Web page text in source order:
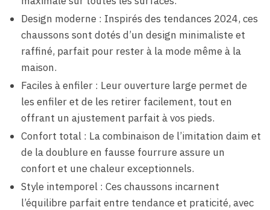
Design moderne : Inspirés des tendances 2024, ces
chaussons sont dotés d’un design minimaliste et
raffiné, parfait pour rester à la mode même à la
maison.
Faciles à enfiler : Leur ouverture large permet de
les enfiler et de les retirer facilement, tout en
offrant un ajustement parfait à vos pieds.
Confort total : La combinaison de l’imitation daim et
de la doublure en fausse fourrure assure un
confort et une chaleur exceptionnels.
Style intemporel : Ces chaussons incarnent
l’équilibre parfait entre tendance et praticité, avec